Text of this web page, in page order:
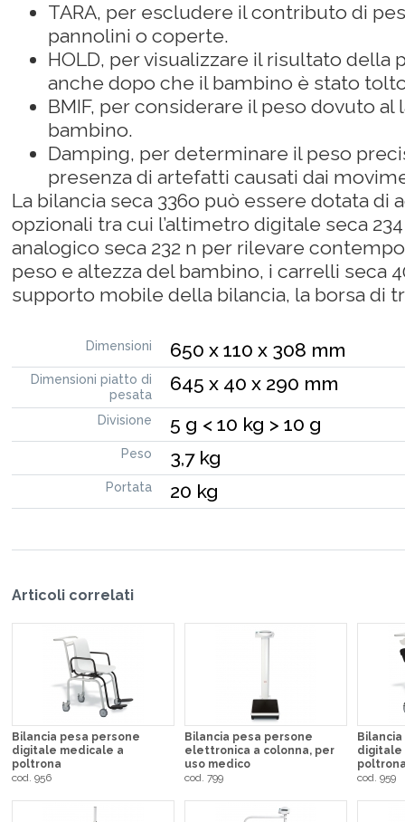
TARA, per escludere il contributo di
pannolini o coperte.
HOLD, per visualizzare il risultato della
anche dopo che il bambino è stato
BMIF, per considerare il peso dovuto al
bambino.
Damping, per determinare il peso
presenza di artefatti causati dai
La bilancia seca 336o può essere dotata di
opzionali tra cui l’altimetro digitale seca
analogico seca 232 n per rilevare
peso e altezza del bambino, i carrelli seca
supporto mobile della bilancia, la borsa di
Dimensioni 650 x 110 x 308 mm
Dimensioni piatto di
pesata
645 x 40 x 290 mm
Divisione 5 g < 10 kg > 10 g
Peso 3,7 kg
Portata 20 kg
Articoli correlati
Bilancia pesa persone
digitale medicale a
poltrona
cod. 956
Bilancia pesa persone
elettronica a colonna, per
uso medico
cod. 799
digitale
cod. 959